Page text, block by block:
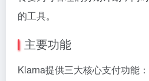
的工具。
主要功能
Klarna提供三大核心支付功能：